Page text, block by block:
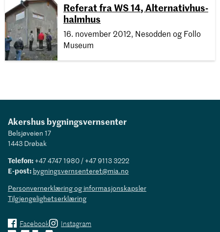
Referat fra WS 14, Alternativhus-
halmhus
16. november 2012, Nesodden og Follo
Museum
Akershus bygningsvernsenter
Belsjøveien 17
1443 Drøbak
Telefon:+47 4747 1980 / +47 9113 3222
E-post: bygningsvernsenteret@mia.no
Personvernerklæring og informasjonskapsler
Tilgjengelighetserklæring
Facebook Instagram